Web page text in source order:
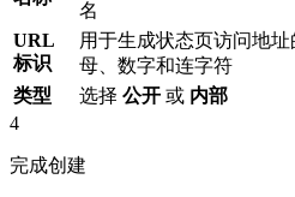
名
URL
标识
用于生成状态页访问地
母、数字和连字符
类型
选择 公开 或 内部
4
完成创建